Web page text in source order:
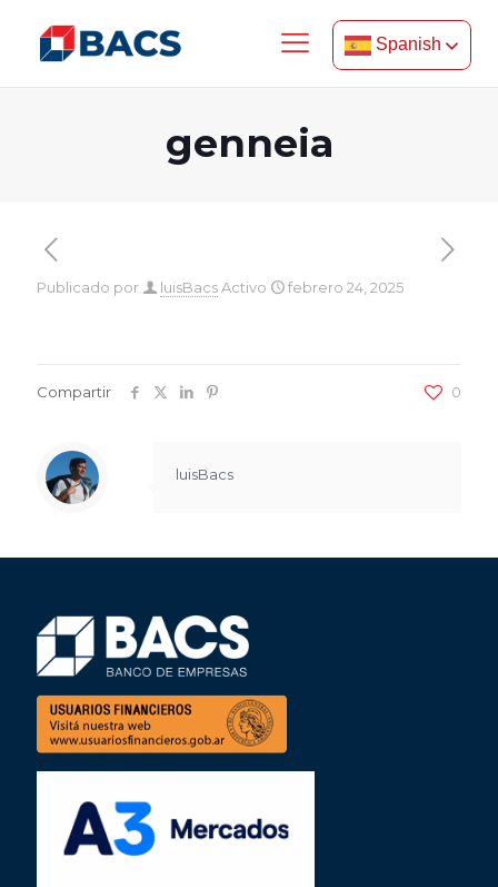
Spanish
genneia
Publicado por luisBacsActivo febrero 24, 2025
Compartir 0
luisBacs